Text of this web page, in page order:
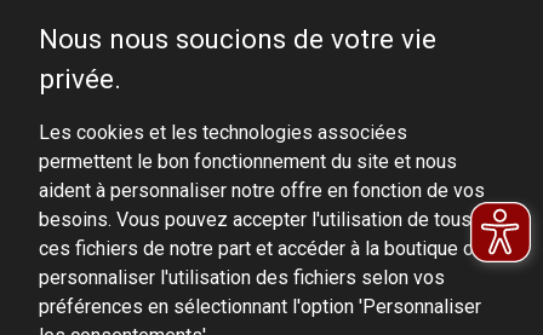
DOMINATOR GROUP Sp. z o.o.
Ludowa 59, 43-514 Kaniów, POLAND
VAT ID No.: 6521751083
dominator@dominator.pl
Nous nous soucions de votre vie
privée.
Les cookies et les technologies associées
permettent le bon fonctionnement du site et nous
aident à personnaliser notre offre en fonction de vos
besoins. Vous pouvez accepter l'utilisation de tous
ces fichiers de notre part et accéder à la boutique ou
personnaliser l'utilisation des fichiers selon vos
préférences en sélectionnant l'option 'Personnaliser